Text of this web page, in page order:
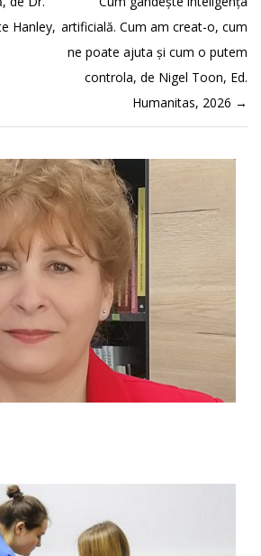
Hanley, artificială. Cum am creat-o, cum
ne poate ajuta şi cum o putem
controla, de Nigel Toon, Ed.
Humanitas, 2026 →